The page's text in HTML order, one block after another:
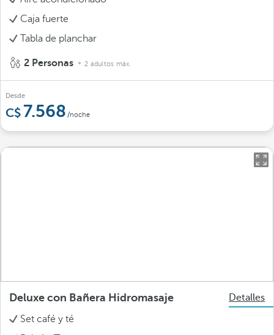
Caja fuerte
Tabla de planchar
2 Personas 2 adultos máx.
Desde
7.568 /noche
Deluxe con Bañera Hidromasaje
Detalles
Set café y té